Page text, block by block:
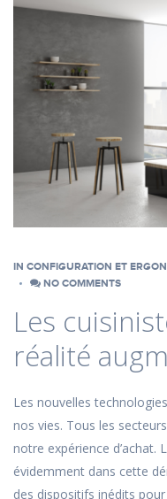
IN CONFIGURATION ET
NO COMMENTS
Les
réalité
Les nouvelles
nos vies. Tous les
notre expérience d’achat.
évidemment dans cette
des dispositifs inédits